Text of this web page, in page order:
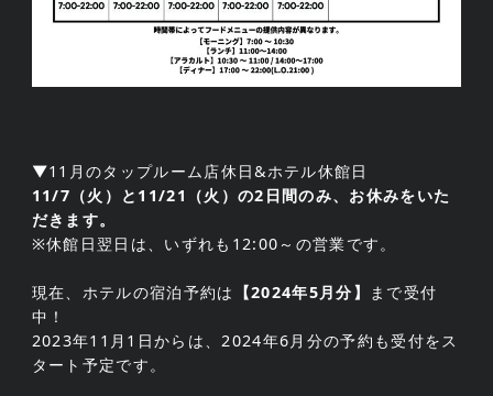
▼11月のタップルーム店休日&ホテル休館日
11/7（火）と11/21（火）の2日間のみ、お休みをいた
だきます。
※休館日翌日は、いずれも12:00～の営業です。
現在、ホテルの宿泊予約は 【2024年5月分】
まで受付
中！
2023年11月1日からは、2024年6月分の予約も受付をス
タート予定です。